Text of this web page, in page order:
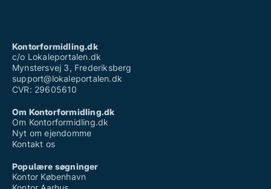
Kontorformidling.dk
c/o Lokaleportalen.dk
Mynstersvej 3, Frederiksberg
support@lokaleportalen.dk
CVR: 29605610
Om Kontorformidling.dk
Om Kontorformidling.dk
Nyt om ejendomme
Kontakt os
Populære søgninger
Kontor København